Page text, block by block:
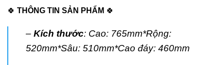
🍀 THÔNG TIN SẢN PHẨM 🍀
– Kích thước: Cao: 765mm*Rộng:
520mm*Sâu: 510mm*Cao đáy: 460mm